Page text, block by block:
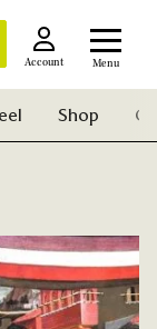
Account Menu
Shop